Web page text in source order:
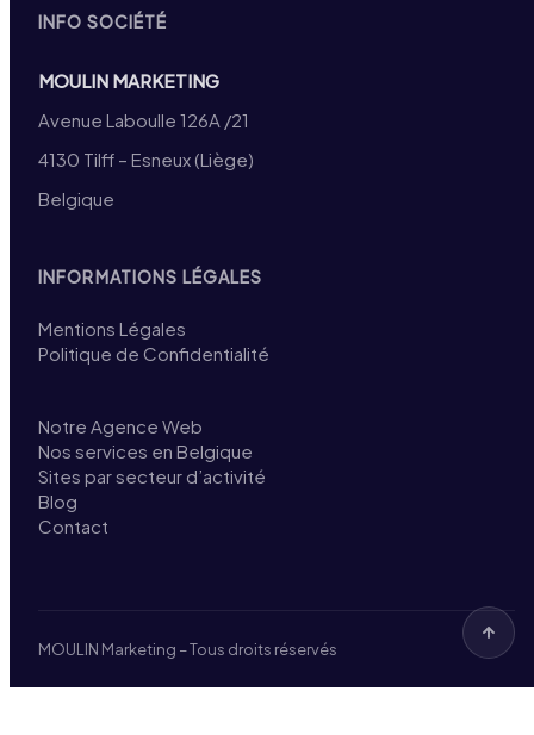
INFO SOCIÉTÉ
MOULIN MARKETING
Avenue Laboulle 126A /21
4130 Tilff – Esneux (Liège)
Belgique
INFORMATIONS LÉGALES
Mentions Légales
Politique de Confidentialité
Notre Agence Web
Nos services en Belgique
Sites par secteur d’activité
Blog
Contact
MOULIN Marketing – Tous droits réservés